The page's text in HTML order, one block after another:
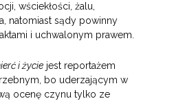
wściekłości, żalu,
natomiast sądy powinny
i uchwalonym prawem.
i życie jest reportażem
bo uderzającym w
ocenę czynu tylko ze